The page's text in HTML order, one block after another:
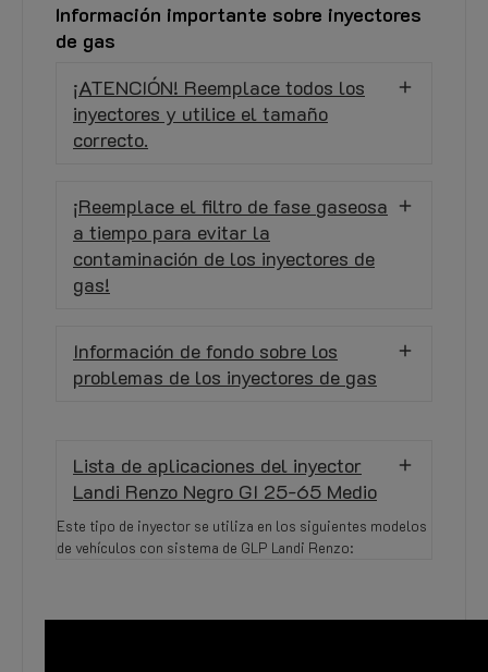
Información importante sobre inyectores
de gas
¡ATENCIÓN! Reemplace todos los
inyectores y utilice el tamaño
correcto.
¡Reemplace el filtro de fase gaseosa
a tiempo para evitar la
contaminación de los inyectores de
gas!
Información de fondo sobre los
problemas de los inyectores de gas
Lista de aplicaciones del inyector
Landi Renzo Negro GI 25-65 Medio
Este tipo de inyector se utiliza en los siguientes modelos
de vehículos con sistema de GLP Landi Renzo: